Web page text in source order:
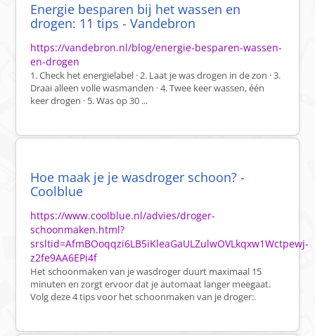
Energie besparen bij het wassen en
drogen: 11 tips - Vandebron
https://vandebron.nl/blog/energie-besparen-wassen-
en-drogen
1. Check het energielabel · 2. Laat je was drogen in de zon · 3.
Draai alleen volle wasmanden · 4. Twee keer wassen, één
keer drogen · 5. Was op 30 ...
Hoe maak je je wasdroger schoon? -
Coolblue
https://www.coolblue.nl/advies/droger-
schoonmaken.html?
srsltid=AfmBOoqqzi6LB5iKleaGaULZulwOVLkqxw1Wctpewj-
z2fe9AA6EPi4f
Het schoonmaken van je wasdroger duurt maximaal 15
minuten en zorgt ervoor dat je automaat langer meegaat.
Volg deze 4 tips voor het schoonmaken van je droger:.